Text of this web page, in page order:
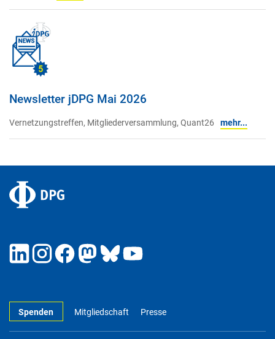
Newsletter jDPG Mai 2026
Vernetzungstreffen, Mitgliederversammlung, Quant26 mehr...
Spenden Mitgliedschaft Presse